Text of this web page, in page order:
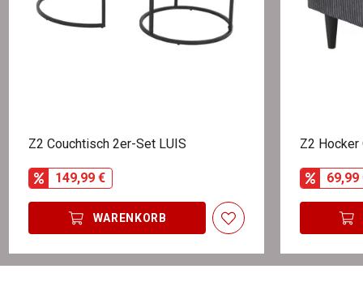
Z2 Couchtisch 2er-Set LUIS
149,99 €
WARENKORB
Z2 Hocker
69,99